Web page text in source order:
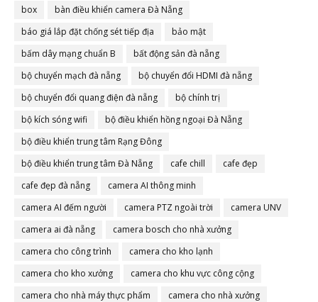
box
bàn điều khiển camera Đà Nẵng
báo giá lắp đặt chống sét tiếp địa
bảo mật
bấm dây mạng chuẩn B
bất động sản đà nẵng
bộ chuyển mạch đà nẵng
bộ chuyển đổi HDMI đà nẵng
bộ chuyển đổi quang điện đà nẵng
bộ chính trị
bộ kích sóng wifi
bộ điều khiển hồng ngoại Đà Nẵng
bộ điều khiển trung tâm Rạng Đông
bộ điều khiển trung tâm Đà Nẵng
cafe chill
cafe đẹp
cafe đẹp đà nẵng
camera AI thông minh
camera AI đếm người
camera PTZ ngoài trời
camera UNV
camera ai đà nẵng
camera bosch cho nhà xưởng
camera cho công trình
camera cho kho lạnh
camera cho kho xưởng
camera cho khu vực công cộng
camera cho nhà máy thực phẩm
camera cho nhà xưởng